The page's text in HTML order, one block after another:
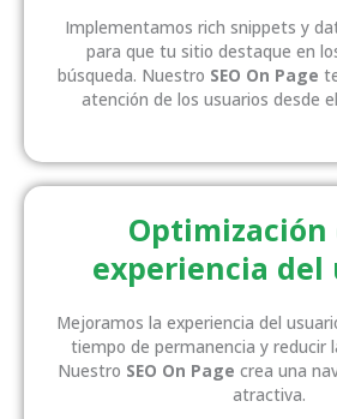
Implementamos rich snippets y
para que tu sitio destaque en
búsqueda. Nuestro SEO On Page
atención de los usuarios desde
Optimización
experiencia del
Mejoramos la experiencia del
tiempo de permanencia y reducir
Nuestro SEO On Page crea una
atractiva.